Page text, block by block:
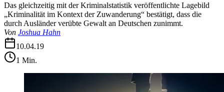
Das gleichzeitig mit der Kriminalstatistik veröffentlichte Lagebild
„Kriminalität im Kontext der Zuwanderung“ bestätigt, dass die
durch Ausländer verübte Gewalt an Deutschen zunimmt.
Von Joshua Hahn
10.04.19
1 Min.